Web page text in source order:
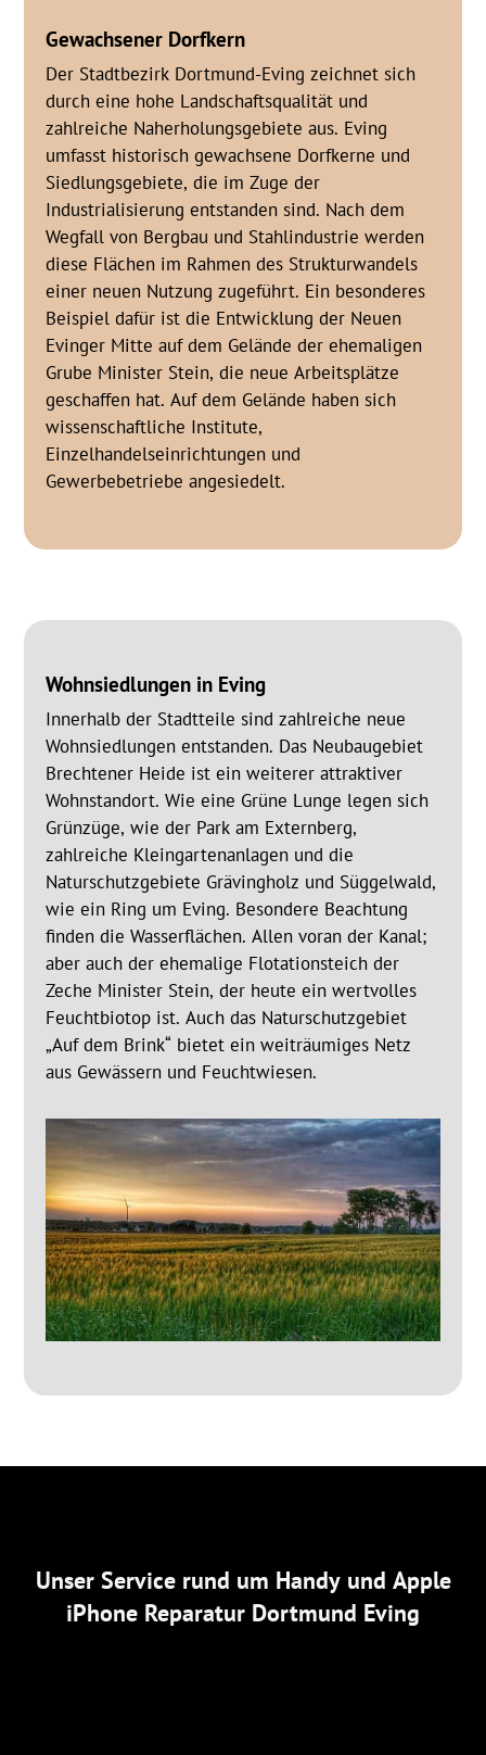
Gewachsener Dorfkern
Der Stadtbezirk Dortmund-Eving zeichnet sich
durch eine hohe Landschaftsqualität und
zahlreiche Naherholungsgebiete aus. Eving
umfasst historisch gewachsene Dorfkerne und
Siedlungsgebiete, die im Zuge der
Industrialisierung entstanden sind. Nach dem
Wegfall von Bergbau und Stahlindustrie werden
diese Flächen im Rahmen des Strukturwandels
einer neuen Nutzung zugeführt. Ein besonderes
Beispiel dafür ist die Entwicklung der Neuen
Evinger Mitte auf dem Gelände der ehemaligen
Grube Minister Stein, die neue Arbeitsplätze
geschaffen hat. Auf dem Gelände haben sich
wissenschaftliche Institute,
Einzelhandelseinrichtungen und
Gewerbebetriebe angesiedelt.
Wohnsiedlungen in Eving
Innerhalb der Stadtteile sind zahlreiche neue
Wohnsiedlungen entstanden. Das Neubaugebiet
Brechtener Heide ist ein weiterer attraktiver
Wohnstandort. Wie eine Grüne Lunge legen sich
Grünzüge, wie der Park am Externberg,
zahlreiche Kleingartenanlagen und die
Naturschutzgebiete Grävingholz und Süggelwald,
wie ein Ring um Eving. Besondere Beachtung
finden die Wasserflächen. Allen voran der Kanal;
aber auch der ehemalige Flotationsteich der
Zeche Minister Stein, der heute ein wertvolles
Feuchtbiotop ist. Auch das Naturschutzgebiet
„Auf dem Brink“ bietet ein weiträumiges Netz
aus Gewässern und Feuchtwiesen.
Unser Service rund um Handy und Apple
iPhone Reparatur Dortmund Eving